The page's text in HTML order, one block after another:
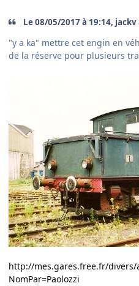
Le 08/05/2017 à 19:14, jackv
"y a ka" mettre cet engin en
de la réserve pour plusieurs
http://mes.gares.free.fr/divers/
NomPar=Paolozzi